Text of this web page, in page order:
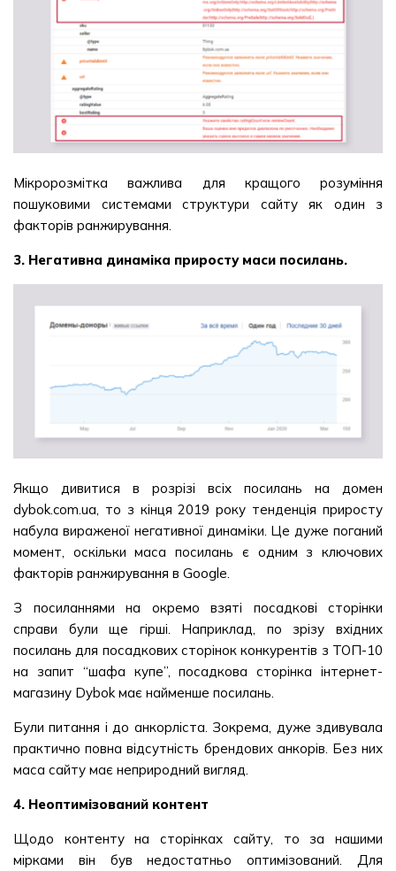
Мікророзмітка важлива для кращого розуміння
пошуковими системами структури сайту як один з
факторів ранжирування.
3. Негативна динаміка приросту маси посилань.
Якщо дивитися в розрізі всіх посилань на домен
dybok.com.ua, то з кінця 2019 року тенденція приросту
набула вираженої негативної динаміки. Це дуже поганий
момент, оскільки маса посилань є одним з ключових
факторів ранжирування в Google.
З посиланнями на окремо взяті посадкові сторінки
справи були ще гірші. Наприклад, по зрізу вхідних
посилань для посадкових сторінок конкурентів з ТОП-10
на запит “шафа купе”, посадкова сторінка інтернет-
магазину Dybok має найменше посилань.
Були питання і до анкорліста. Зокрема, дуже здивувала
практично повна відсутність брендових анкорів. Без них
маса сайту має неприродний вигляд.
4. Неоптимізований контент
Щодо контенту на сторінках сайту, то за нашими
мірками він був недостатньо оптимізований. Для